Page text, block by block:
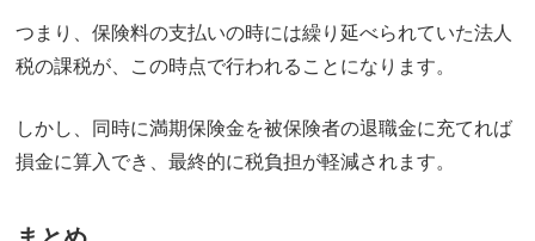
つまり、保険料の支払いの時には繰り延べられていた法人
税の課税が、この時点で行われることになります。
しかし、同時に満期保険金を被保険者の退職金に充てれば
損金に算入でき、最終的に税負担が軽減されます。